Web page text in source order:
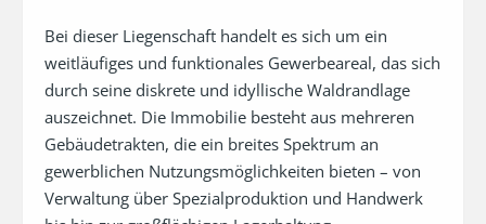
Bei dieser Liegenschaft handelt es sich um ein
weitläufiges und funktionales Gewerbeareal, das sich
durch seine diskrete und idyllische Waldrandlage
auszeichnet. Die Immobilie besteht aus mehreren
Gebäudetrakten, die ein breites Spektrum an
gewerblichen Nutzungsmöglichkeiten bieten – von
Verwaltung über Spezialproduktion und Handwerk